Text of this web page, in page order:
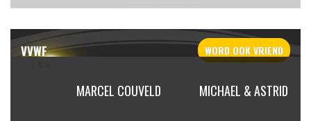
VVWF WORD OOKVRIEND
MARCEL COUVELD MICHAEL & ASTRID